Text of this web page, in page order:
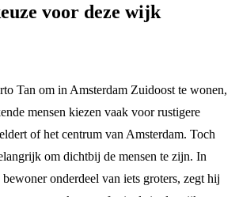
voor deze wijk
Tan om in Amsterdam Zuidoost te wonen,
mensen kiezen vaak voor rustigere
of het centrum van Amsterdam. Toch
om dichtbij de mensen te zijn. In
onderdeel van iets groters, zegt hij